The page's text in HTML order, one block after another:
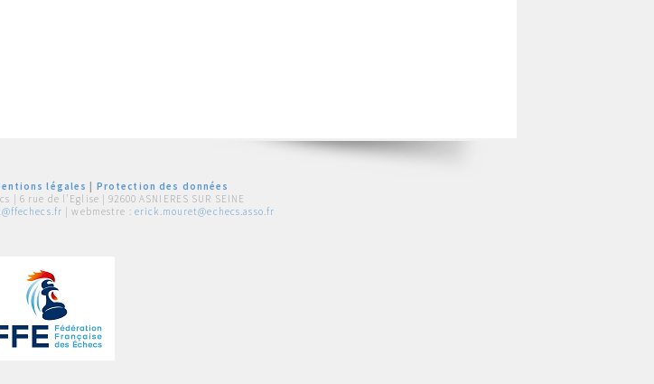
légales
Protection des données
| 6 rue de l'Eglise | 92600 ASNIERES SUR SEINE
| webmestre : erick.mouret@echecs.asso.fr